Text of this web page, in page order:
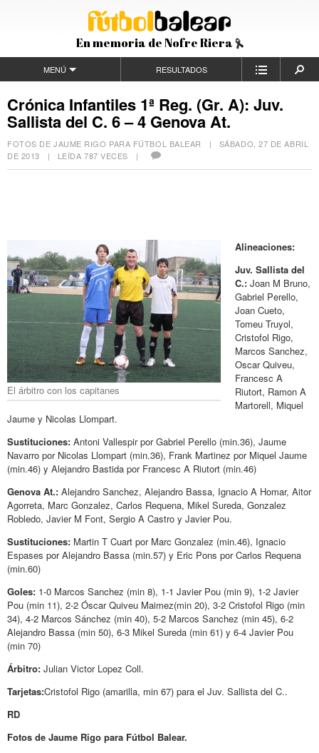
En memoria de Nofre Riera
MENÚ RESULTADOS
Crónica Infantiles 1ª Reg. (Gr. A): Juv.
Sallista del C. 6 – 4 Genova At.
FOTOS DE JAUME RIGO PARA FÚTBOL BALEAR | SÁBADO, 27 DE ABRIL
DE 2013 | LEÍDA 787 VECES |
El árbitro con los capitanes
Alineaciones:
Juv. Sallista del
C.: Joan M Bruno,
Gabriel Perello,
Joan Cueto,
Tomeu Truyol,
Cristofol Rigo,
Marcos Sanchez,
Oscar Quiveu,
Francesc A
Riutort, Ramon A
Martorell, Miquel
Jaume y Nicolas Llompart.
Sustituciones: Antoni Vallespir por Gabriel Perello (min.36), Jaume
Navarro por Nicolas Llompart (min.36), Frank Martinez por Miquel Jaume
(min.46) y Alejandro Bastida por Francesc A Riutort (min.46)
Genova At.: Alejandro Sanchez, Alejandro Bassa, Ignacio A Homar, Aitor
Agorreta, Marc Gonzalez, Carlos Requena, Mikel Sureda, Gonzalez
Robledo, Javier M Font, Sergio A Castro y Javier Pou.
Sustituciones: Martin T Cuart por Marc Gonzalez (min.46), Ignacio
Espases por Alejandro Bassa (min.57) y Eric Pons por Carlos Requena
(min.60)
Goles: 1-0 Marcos Sanchez (min 8), 1-1 Javier Pou (min 9), 1-2 Javier
Pou (min 11), 2-2 Óscar Quiveu Maimez(min 20), 3-2 Cristofol Rigo (min
34), 4-2 Marcos Sánchez (min 40), 5-2 Marcos Sanchez (min 45), 6-2
Alejandro Bassa (min 50), 6-3 Mikel Sureda (min 61) y 6-4 Javier Pou
(min 70)
Árbitro: Julian Victor Lopez Coll.
Tarjetas:Cristofol Rigo (amarilla, min 67) para el Juv. Sallista del C..
RD
Fotos de Jaume Rigo para Fútbol Balear.